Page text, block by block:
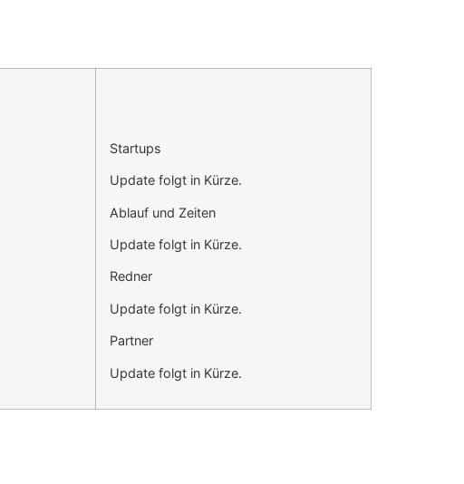
Startups
Update folgt in Kürze.
Ablauf und Zeiten
Update folgt in Kürze.
Redner
Update folgt in Kürze.
Partner
Update folgt in Kürze.